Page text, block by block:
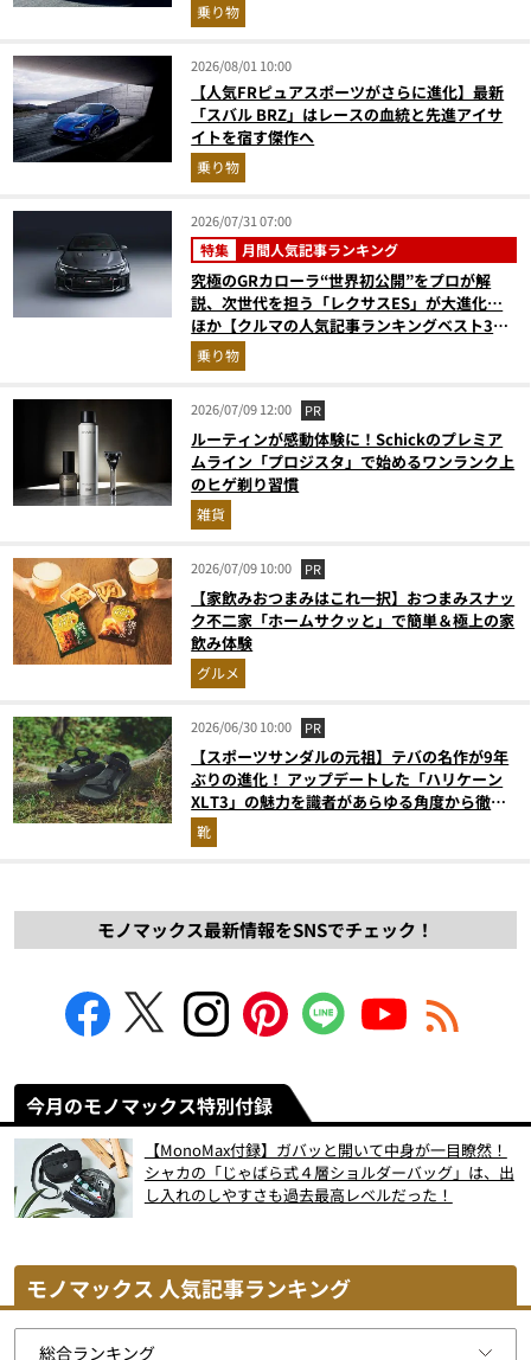
乗り物
2026/08/01 10:00
【人気FRピュアスポーツがさらに進化】最新
「スバル BRZ」はレースの血統と先進アイサ
イトを宿す傑作へ
乗り物
2026/07/31 07:00
特集 月間人気記事ランキング
究極のGRカローラ“世界初公開”をプロが解
説、次世代を担う「レクサスES」が大進化…
ほか【クルマの人気記事ランキングベスト3】
（2026年6月版）
乗り物
2026/07/09 12:00 PR
ルーティンが感動体験に！Schickのプレミア
ムライン「プロジスタ」で始めるワンランク上
のヒゲ剃り習慣
雑貨
2026/07/09 10:00 PR
【家飲みおつまみはこれ一択】おつまみスナッ
ク不二家「ホームサクッと」で簡単＆極上の家
飲み体験
グルメ
2026/06/30 10:00 PR
【スポーツサンダルの元祖】テバの名作が9年
ぶりの進化！ アップデートした「ハリケーン
XLT3」の魅力を識者があらゆる角度から徹底
解説！
靴
モノマックス最新情報をSNSでチェック！
今月のモノマックス特別付録
【MonoMax付録】ガバッと開いて中身が一目瞭然！
シャカの「じゃばら式４層ショルダーバッグ」は、出
し入れのしやすさも過去最高レベルだった！
モノマックス 人気記事ランキング